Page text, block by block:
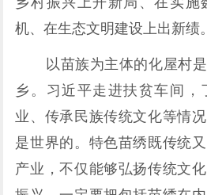
机、在生态文明建设上出新绩
以苗族为主体的化屋村是
乡。习近平走进扶贫车间，
业、传承民族传统文化等情
是世界的。特色苗绣既传统
产业，不仅能够弘扬传统文